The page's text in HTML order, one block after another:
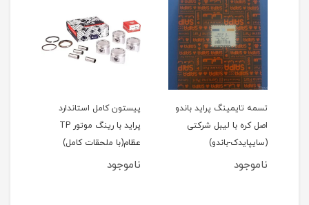
تسمه تایمینگ پراید باندو
اصل کره با لیبل شرکتی
(سایپایدک-باندو)
ناموجود
پیستون کامل استاندارد
پراید با رینگ موتور TP
عظام(با ملحقات کامل)
ناموجود